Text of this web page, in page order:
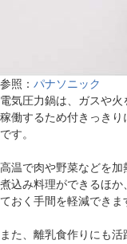
参照： パナソニック
電気圧力鍋は、ガスや
稼働するため付きっき
です。
高温で肉や野菜などを
煮込み料理ができるほ
ておく手間を軽減できま
また、離乳食作りにも